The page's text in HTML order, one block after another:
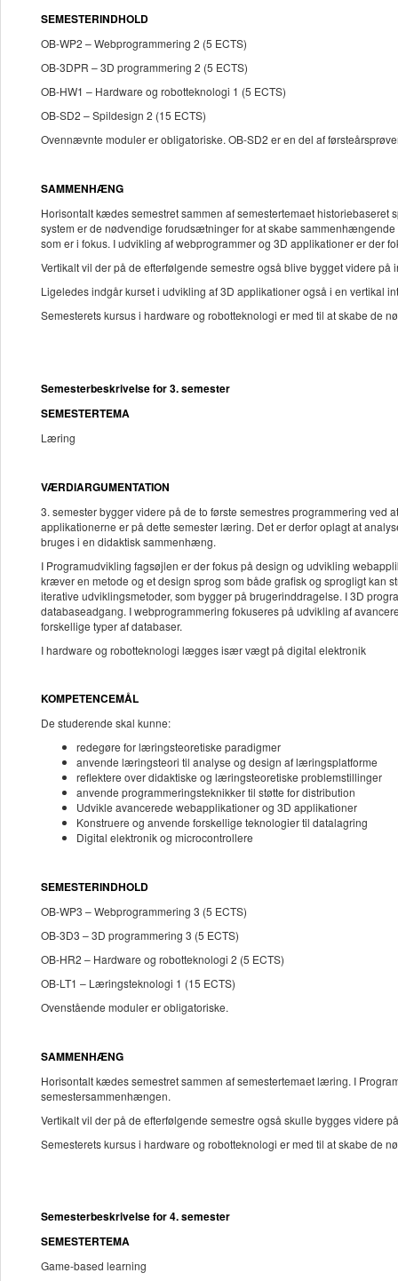
SEMESTERINDHOLD
OB-WP2 – Webprogrammering 2 (5 ECTS)
OB-3DPR – 3D programmering 2 (5 ECTS)
OB-HW1 – Hardware og robotteknologi 1 (5 ECTS)
OB-SD2 – Spildesign 2 (15 ECTS)
Ovennævnte moduler er obligatoriske. OB-SD2 er en del af
SAMMENHÆNG
Horisontalt kædes semestret sammen af semestertemaet
system er de nødvendige forudsætninger for at skabe
som er i fokus. I udvikling af webprogrammer og 3D applikationer er der
Vertikalt vil der på de efterfølgende semestre også blive bygget videre
Ligeledes indgår kurset i udvikling af 3D applikationer også i en vertikal
Semesterets kursus i hardware og robotteknologi er med til at skabe
Semesterbeskrivelse for 3. semester
SEMESTERTEMA
Læring
VÆRDIARGUMENTATION
3. semester bygger videre på de to første semestres programmering
applikationerne er på dette semester læring. Det er derfor oplagt at
bruges i en didaktisk sammenhæng.
I Programudvikling fagsøjlen er der fokus på design og udvikling
kræver en metode og et design sprog som både grafisk og sprogligt kan
iterative udviklingsmetoder, som bygger på brugerinddragelse. I 3D
databaseadgang. I webprogrammering fokuseres på udvikling af
forskellige typer af databaser.
I hardware og robotteknologi lægges især vægt på digital elektronik
KOMPETENCEMÅL
De studerende skal kunne:
redegøre for læringsteoretiske paradigmer
anvende læringsteori til analyse og design af læringsplatforme
reflektere over didaktiske og læringsteoretiske problemstillinger
anvende programmeringsteknikker til støtte for distribution
Udvikle avancerede webapplikationer og 3D applikationer
Konstruere og anvende forskellige teknologier til datalagring
Digital elektronik og microcontrollere
SEMESTERINDHOLD
OB-WP3 – Webprogrammering 3 (5 ECTS)
OB-3D3 – 3D programmering 3 (5 ECTS)
OB-HR2 – Hardware og robotteknologi 2 (5 ECTS)
OB-LT1 – Læringsteknologi 1 (15 ECTS)
Ovenstående moduler er obligatoriske.
SAMMENHÆNG
Horisontalt kædes semestret sammen af semestertemaet læring. I
semestersammenhængen.
Vertikalt vil der på de efterfølgende semestre også skulle bygges videre
Semesterets kursus i hardware og robotteknologi er med til at skabe
Semesterbeskrivelse for 4. semester
SEMESTERTEMA
Game-based learning